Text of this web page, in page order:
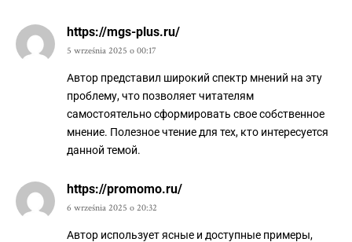
https://mgs-plus.ru/
5 września 2025 o 00:17
Автор представил широкий спектр мнений на эту
проблему, что позволяет читателям
самостоятельно сформировать свое собственное
мнение. Полезное чтение для тех, кто интересуется
данной темой.
https://promomo.ru/
6 września 2025 o 20:32
Автор использует ясные и доступные примеры,